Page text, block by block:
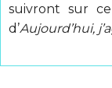
suivront sur
d’Aujourd’hui,